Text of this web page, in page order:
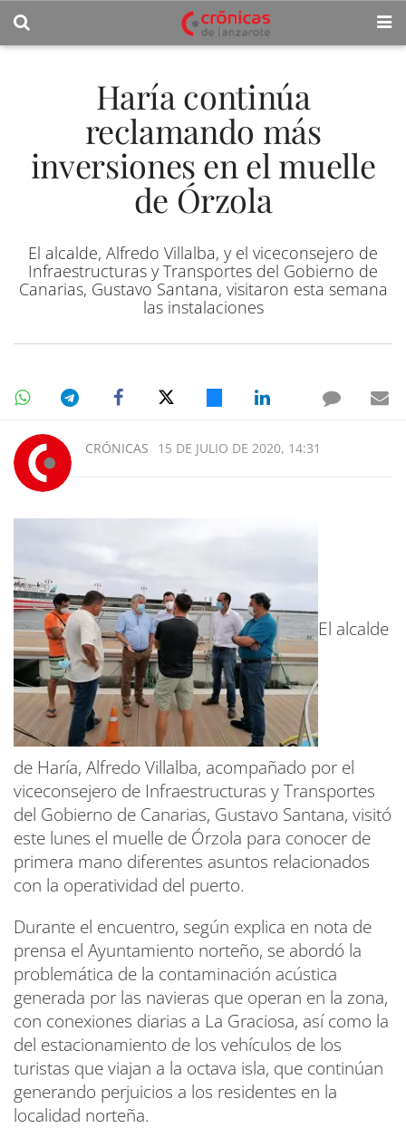
Haría continúa
reclamando más
inversiones en el muelle
de Órzola
El alcalde, Alfredo Villalba, y el viceconsejero de
Infraestructuras y Transportes del Gobierno de
Canarias, Gustavo Santana, visitaron esta semana
las instalaciones
CRÓNICAS 15 DE JULIO DE 2020, 14:31
El alcalde
de Haría, Alfredo Villalba, acompañado por el
viceconsejero de Infraestructuras y Transportes
del Gobierno de Canarias, Gustavo Santana, visitó
este lunes el muelle de Órzola para conocer de
primera mano diferentes asuntos relacionados
con la operatividad del puerto.
Durante el encuentro, según explica en nota de
prensa el Ayuntamiento norteño, se abordó la
problemática de la contaminación acústica
generada por las navieras que operan en la zona,
con conexiones diarias a La Graciosa, así como la
del estacionamiento de los vehículos de los
turistas que viajan a la octava isla, que continúan
generando perjuicios a los residentes en la
localidad norteña.